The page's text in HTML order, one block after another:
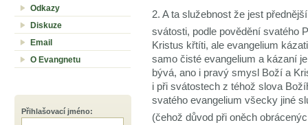
Odkazy
Diskuze
Email
O Evangnetu
Přihlašovací jméno:
2. A ta služebnost že jest
svátosti, podle povědění svatého
Kristus křtíti, ale evangelium
samo čisté evangelium a kázaní
bývá, ano i pravý smysl Boží a
i při svátostech z téhož slova
svatého evangelium všecky jiné
(čehož důvod při oněch